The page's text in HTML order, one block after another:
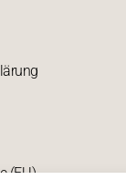
(EU)